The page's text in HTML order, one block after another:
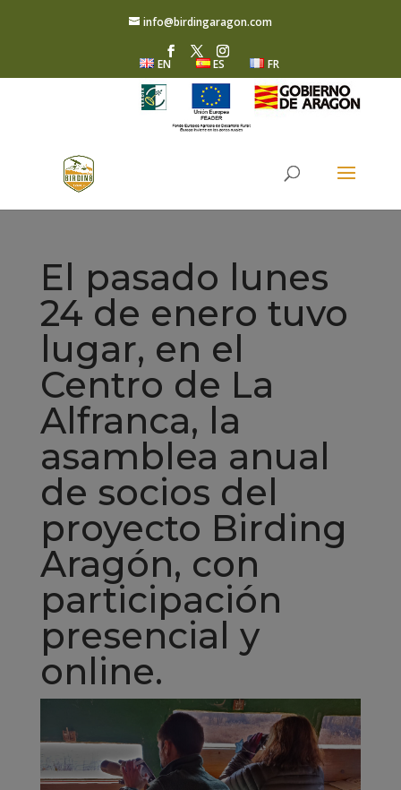
info@birdingaragon.com
EN ES FR
El pasado lunes
24 de enero tuvo
lugar, en el
Centro de La
Alfranca, la
asamblea anual
de socios del
proyecto Birding
Aragón, con
participación
presencial y
online.